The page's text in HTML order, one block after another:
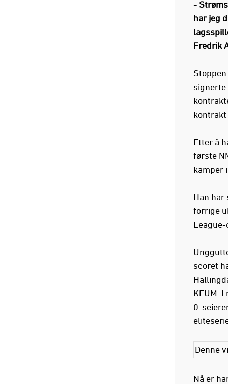
-
har jeg
Fredrik
signerte
Etter å
første
kamper
Han har
forrige
scoret
KFUM.
0-
Denne
Nå er